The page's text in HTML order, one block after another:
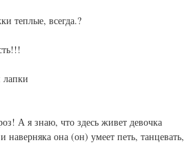
всегда.?
лапки
слюда
А я знаю, что здесь живет девочка
она (он) умеет петь, танцевать,